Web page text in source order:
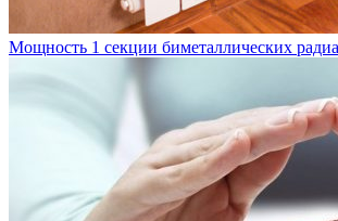
Мощность 1 секции биметаллических